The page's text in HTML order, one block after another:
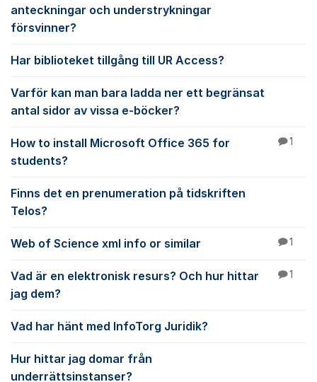
anteckningar och understrykningar
försvinner?
Har biblioteket tillgång till UR Access?
Varför kan man bara ladda ner ett begränsat
antal sidor av vissa e-böcker?
How to install Microsoft Office 365 for
students?
1
Finns det en prenumeration på tidskriften
Telos?
Web of Science xml info or similar 1
Vad är en elektronisk resurs? Och hur hittar
jag dem?
1
Vad har hänt med InfoTorg Juridik?
Hur hittar jag domar från
underrättsinstanser?